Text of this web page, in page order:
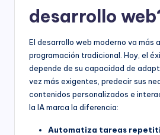
desarrollo
El desarrollo web moderno va más
programación tradicional. Hoy, el
depende de su capacidad de
vez más exigentes, predecir sus
contenidos personalizados e
la IA marca la diferencia:
Automatiza tareas